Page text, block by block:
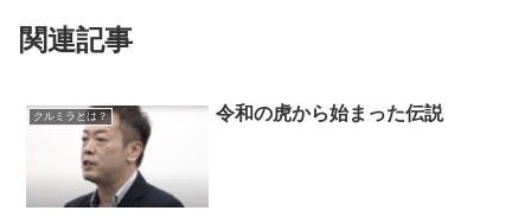
関連記事
クルミラとは？ 令和の虎から始まった伝説